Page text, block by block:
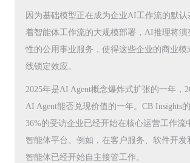
因为基础模型正在成为企业AI工作流的默认
着智能体工作流的大规模部署，AI推理将演
性的公用事业服务，使得这些企业的商业模
线锁定效应。
2025年是AI Agent概念爆炸式扩张的一年，
AI Agent能否兑现价值的一年。CB Insights
36%的受访企业已经开始在核心运营工作流
智能体平台。例如，在客户服务、软件开发
智能体已经开始自主接管工作。